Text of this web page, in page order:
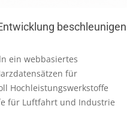
beschleunigen
ein webbasiertes
für
Hochleistungswerkstoffe
für Luftfahrt und Industrie